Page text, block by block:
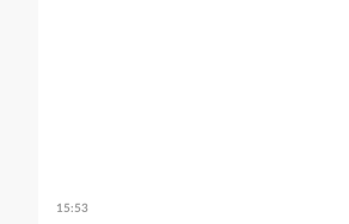
15:53